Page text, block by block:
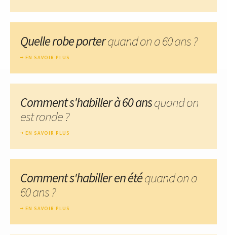
Quelle robe porterquand on a 60 ans ?
EN SAVOIR PLUS
Comment s'habiller à 60 ansquand on
est ronde ?
EN SAVOIR PLUS
Comment s'habiller en étéquand on a
60 ans ?
EN SAVOIR PLUS